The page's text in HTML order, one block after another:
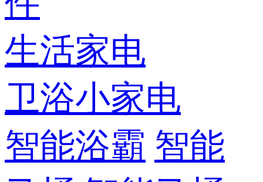
生活家电
卫浴小家电
智能浴霸 智能